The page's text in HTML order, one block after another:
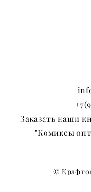
Заказать наши
"Комиксы
©